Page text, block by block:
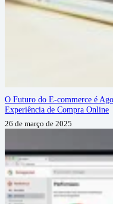
O Futuro do E-commerce é
Experiência de Compra Online
26 de março de 2025